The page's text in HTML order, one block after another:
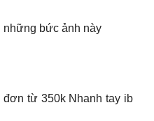
những bức ảnh này
đơn từ 350k Nhanh tay ib